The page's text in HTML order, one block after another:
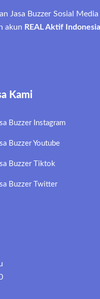
Jasa Buzzer Sosial
akun REAL Aktif Indonesia
Kami
Buzzer Instagram
Buzzer Youtube
Buzzer Tiktok
Buzzer Twitter
–